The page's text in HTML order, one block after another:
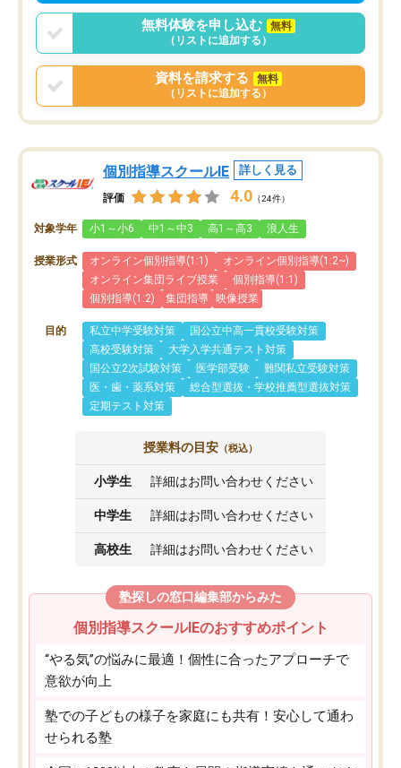
無料体験を申し込む
無料
（リストに追加する）
資料を請求する
無料
（リストに追加する）
個別指導スクールIE 詳しく見る
評価 4.0 （24件）
対象学年 小1～小6 中1～中3 高1～高3 浪人生
授業形式 オンライン個別指導(1:1)
オンライン個別指導(1:2~)
オンライン集団ライブ授業
個別指導(1:1)
個別指導(1:2)
集団指導 映像授業
目的 私立中学受験対策
国公立中高一貫校受験対策
高校受験対策
大学入学共通テスト対策
国公立2次試験対策
医学部受験
難関私立受験対策
医・歯・薬系対策
総合型選抜・学校推薦型選抜対策
定期テスト対策
授業料の目安 （税込）
小学生 詳細はお問い合わせください
中学生 詳細はお問い合わせください
高校生 詳細はお問い合わせください
塾探しの窓口編集部からみた
個別指導スクールIEのおすすめポイント
“やる気”の悩みに最適！個性に合ったアプローチで
意欲が向上
塾での子どもの様子を家庭にも共有！安心して通わ
せられる塾